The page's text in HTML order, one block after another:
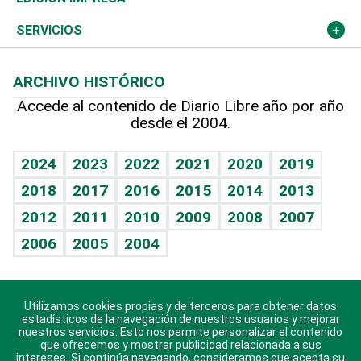
Resto del mundo
Economía personal
Podcast Arte Libre
Hablando con el pediatra
Vida y familia
Eñe
Celebrando la vida
Sin complejos
En pocas palabras
Escuchando al corazón
Economía Personal
Más deportes
Línea de hit
TBT Deportivo
Columnistas
Cambio climático
Opinión
Hecho en casa
Guía del dinero
SERVICIOS
Cumpleaños
Horóscopos
Crucigramas
ARCHIVO HISTÓRICO
Accede al contenido de Diario Libre año por año
desde el 2004.
2024 2023 2022 2021 2020
2019
2018
2017 2016 2015 2014
2013
2012
2011 2010 2009 2008
2007
2006
2005 2004
Descarga nuestras aplicaciones para Android, iOS y
sistema Huawei.
Utilizamos cookies propias y de terceros para obtener datos
estadísticos de la navegación de nuestros usuarios y mejorar
nuestros servicios. Esto nos permite personalizar el contenido
que ofrecemos y mostrar publicidad relacionada a sus
intereses. Si continúa navegando, consideramos que acepta su